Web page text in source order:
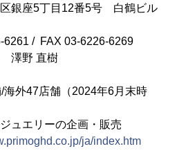
銀座5丁目12番5号 白鶴ビル
/ FAX 03-6226-6269
野 直樹
外47店舗（2024年6月末時
ュエリーの企画・販売
ja/index.htm